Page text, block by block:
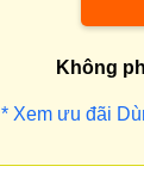
Không
* Xem ưu đãi